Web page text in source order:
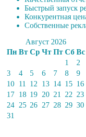
Быстрый запуск
Конкурентная
Собственные
Август 2026
Пн Вт Ср Чт Пт Сб Вс
1
2
3
4 5 6 7 8
9
10 11 12 13 14 15 16
17 18 19 20 21 22 23
24 25 26 27 28 29 30
31